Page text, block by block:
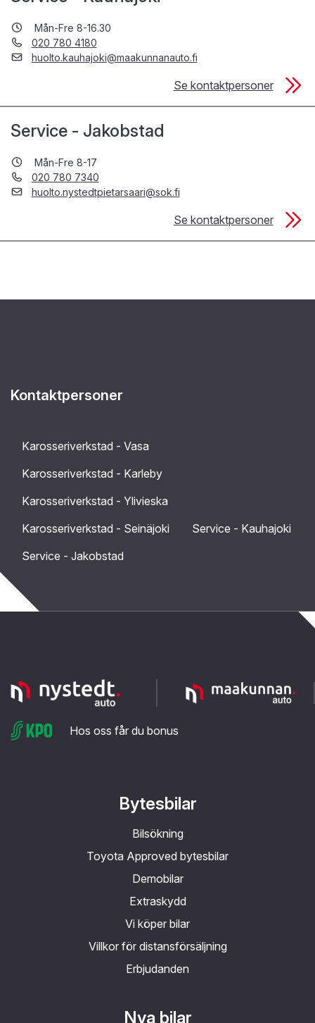
Mån-Fre 8-16.30
020 780 4180
huolto.kauhajoki@maakunnanauto.fi
Se kontaktpersoner
Service - Jakobstad
Mån-Fre 8-17
020 780 7340
huolto.nystedtpietarsaari@sok.fi
Se kontaktpersoner
Kontaktpersoner
Karosseriverkstad - Vasa
Karosseriverkstad - Karleby
Karosseriverkstad - Ylivieska
Karosseriverkstad - Seinäjoki
Service - Kauhajoki
Service - Jakobstad
Hos oss får du bonus
Bytesbilar
Bilsökning
Toyota Approved bytesbilar
Demobilar
Extraskydd
Vi köper bilar
Villkor för distansförsäljning
Erbjudanden
Nya bilar